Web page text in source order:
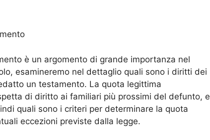
è un argomento di grande importanza nel
esamineremo nel dettaglio quali sono i diritti dei
un testamento. La quota legittima
di diritto ai familiari più prossimi del defunto, e
quali sono i criteri per determinare la quota
eccezioni previste dalla legge.